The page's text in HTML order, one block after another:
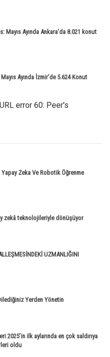
Mayıs Ayında Ankara’da 8.021 konut
Ayında İzmir’de 5.624 Konut
error 60: Peer's
Zeka Ve Robotik Öğrenme
zekâ teknolojileriyle dönüşüyor
UZMANLIĞINI
Yerden Yönetin
2025’in ilk aylarında en çok saldırıya
oldu